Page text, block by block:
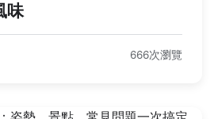
味
666次瀏覽